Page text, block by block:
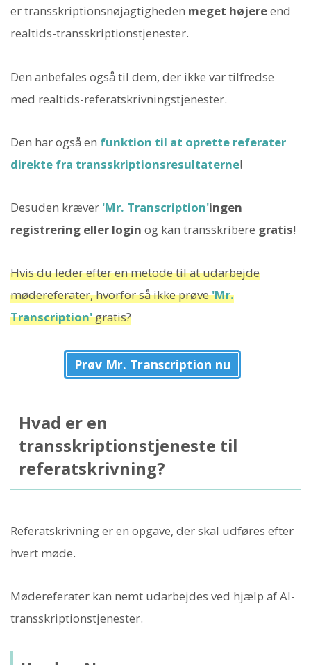
er transskriptionsnøjagtigheden meget højereend
realtids-transskriptionstjenester.
Den anbefales også til dem, der ikke var tilfredse
med realtids-referatskrivningstjenester.
Den har også en funktion til at oprette referater
direkte fra transskriptionsresultaterne!
Desuden kræver 'Mr. Transcription'ingen
registrering eller login og kan transskribere gratis!
Hvis du leder efter en metode til at udarbejde
mødereferater, hvorfor så ikke prøve'Mr.
Transcription'gratis?
Prøv Mr. Transcription nu
Hvad er en
transskriptionstjeneste til
referatskrivning?
Referatskrivning er en opgave, der skal udføres efter
hvert møde.
Mødereferater kan nemt udarbejdes ved hjælp af AI-
transskriptionstjenester.